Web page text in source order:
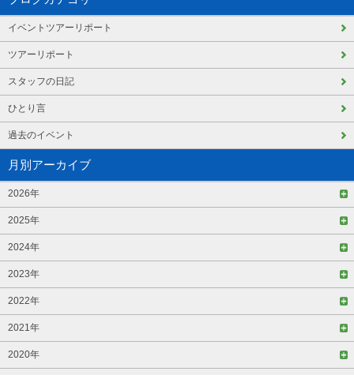
イベントツアーリポート
ツアーリポート
スタッフの日記
ひとり言
過去のイベント
月別アーカイブ
2026年
2025年
2024年
2023年
2022年
2021年
2020年